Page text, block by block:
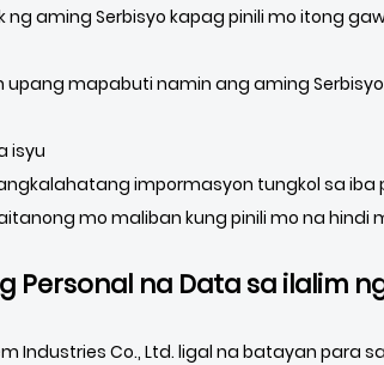
aming Serbisyo kapag pinili mo itong
mapabuti namin ang aming Serbisyo
isyu
impormasyon tungkol sa iba
mo maliban kung pinili mo na
na Data sa ilalim
Industries Co., Ltd. ligal na batayan